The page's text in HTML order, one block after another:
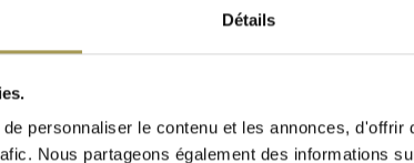
Détails
personnaliser le contenu et les annonces,
Nous partageons également des informations
accoudoirs, chaise
faire gagner de